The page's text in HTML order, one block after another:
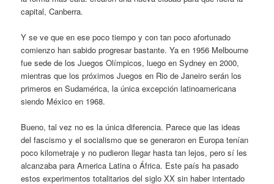
capital, Canberra.
Y se ve que en ese poco tiempo y con tan poco afortunado
comienzo han sabido progresar bastante. Ya en 1956 Melbourne
fue sede de los Juegos Olímpicos, luego en Sydney en 2000,
mientras que los próximos Juegos en Rio de Janeiro serán los
primeros en Sudamérica, la única excepción latinoamericana
siendo México en 1968.
Bueno, tal vez no es la única diferencia. Parece que las ideas
del fascismo y el socialismo que se generaron en Europa tenían
poco kilometraje y no pudieron llegar hasta tan lejos, pero sí les
alcanzaba para America Latina o África. Este país ha pasado
estos experimentos totalitarios del siglo XX sin haber intentado